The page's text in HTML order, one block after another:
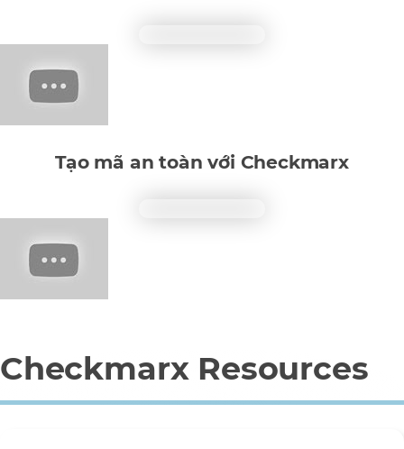
Tạo mã an toàn với Checkmarx
Checkmarx Resources